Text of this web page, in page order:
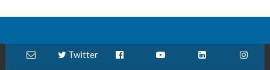
Twitter